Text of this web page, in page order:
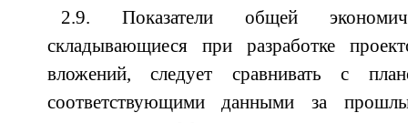
2.9. Показатели общей
складывающиеся при разработке
вложений, следует сравнивать с
соответствующими данными за